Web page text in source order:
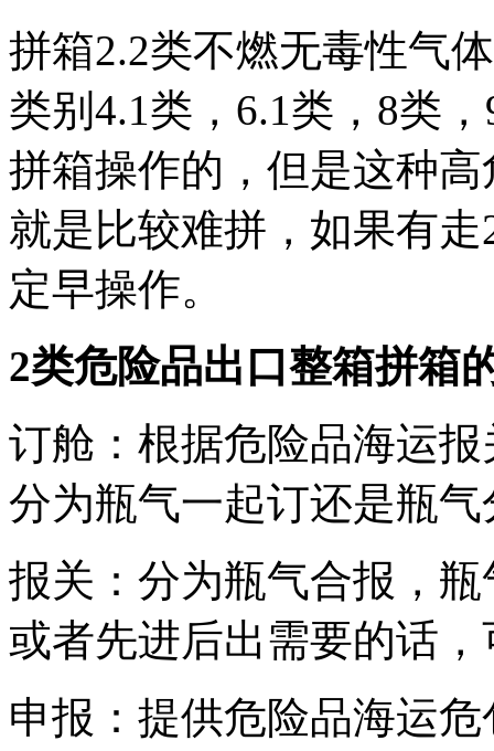
拼箱2.2类不燃无毒性气
类别4.1类，6.1类，8类
拼箱操作的，但是这种
就是比较难拼，如果有
定早操作。
2类危险品出口整箱拼箱
订舱：根据危险品海运
分为瓶气一起订还是瓶
报关：分为瓶气合报，
或者先进后出需要的话
申报：提供危险品海运